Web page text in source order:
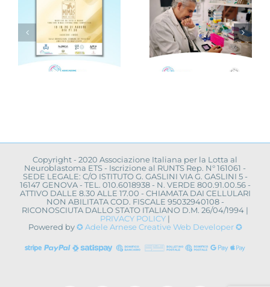
Progetto
“VAMOLAA,
in campo
anche
l’Università
La Sapienza
Novità dalla
ricerca
scientifica:
convegno a
Napoli
Copyright - 2020 Associazione Italiana per la Lotta al
Neuroblastoma ETS - Iscrizione al RUNTS Rep. N° 161061 -
SEDE LEGALE: C/O ISTITUTO G. GASLINI VIA G. GASLINI 5 -
16147 GENOVA - TEL. 010.6018938 - N. VERDE 800.91.00.56 -
ATTIVO DALLE 8.30 ALLE 17.00 - CHIAMATA DAI CELLULARI
NON ABILITATA COD. FISCALE 95032940108 -
RICONOSCIUTA DALLO STATO ITALIANO D.M. 26/04/1994 |
PRIVACY POLICY |
Powered by✪ Adele Arnese Creative Web Developer ✪